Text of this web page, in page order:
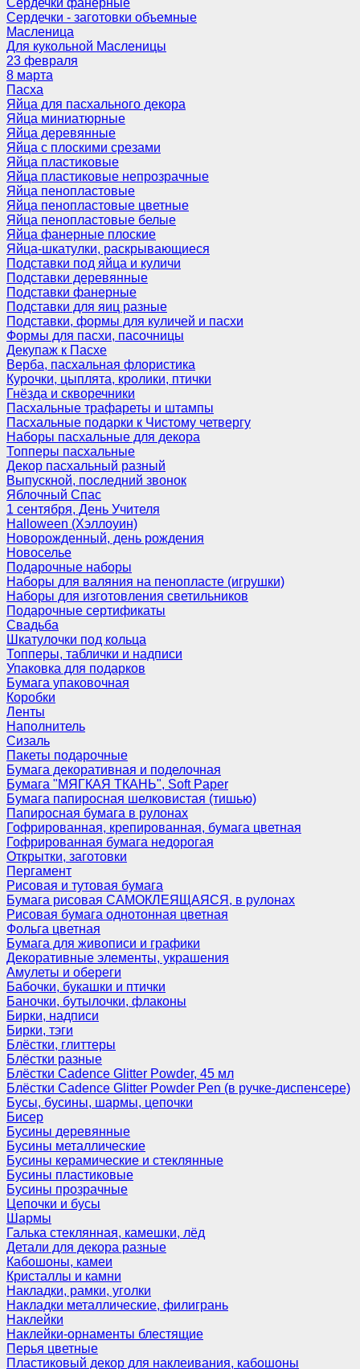
Сердечки фанерные
Сердечки - заготовки объемные
Масленица
Для кукольной Масленицы
23 февраля
8 марта
Пасха
Яйца для пасхального декора
Яйца миниатюрные
Яйца деревянные
Яйца с плоскими срезами
Яйца пластиковые
Яйца пластиковые непрозрачные
Яйца пенопластовые
Яйца пенопластовые цветные
Яйца пенопластовые белые
Яйца фанерные плоские
Яйца-шкатулки, раскрывающиеся
Подставки под яйца и куличи
Подставки деревянные
Подставки фанерные
Подставки для яиц разные
Подставки, формы для куличей и пасхи
Формы для пасхи, пасочницы
Декупаж к Пасхе
Верба, пасхальная флористика
Курочки, цыплята, кролики, птички
Гнёзда и скворечники
Пасхальные трафареты и штампы
Пасхальные подарки к Чистому четвергу
Наборы пасхальные для декора
Топперы пасхальные
Декор пасхальный разный
Выпускной, последний звонок
Яблочный Спас
1 сентября, День Учителя
Halloween (Хэллоуин)
Новорожденный, день рождения
Новоселье
Подарочные наборы
Наборы для валяния на пенопласте (игрушки)
Наборы для изготовления светильников
Подарочные сертификаты
Свадьба
Шкатулочки под кольца
Топперы, таблички и надписи
Упаковка для подарков
Бумага упаковочная
Коробки
Ленты
Наполнитель
Сизаль
Пакеты подарочные
Бумага декоративная и поделочная
Бумага "МЯГКАЯ ТКАНЬ", Soft Paper
Бумага папиросная шелковистая (тишью)
Папиросная бумага в рулонах
Гофрированная, крепированная, бумага цветная
Гофрированная бумага недорогая
Открытки, заготовки
Пергамент
Рисовая и тутовая бумага
Бумага рисовая САМОКЛЕЯЩАЯСЯ, в рулонах
Рисовая бумага однотонная цветная
Фольга цветная
Бумага для живописи и графики
Декоративные элементы, украшения
Амулеты и обереги
Бабочки, букашки и птички
Баночки, бутылочки, флаконы
Бирки, надписи
Бирки, тэги
Блёстки, глиттеры
Блёстки разные
Блёстки Cadence Glitter Powder, 45 мл
Блёстки Cadence Glitter Powder Pen (в ручке-диспенсере)
Бусы, бусины, шармы, цепочки
Бисер
Бусины деревянные
Бусины металлические
Бусины керамические и стеклянные
Бусины пластиковые
Бусины прозрачные
Цепочки и бусы
Шармы
Галька стеклянная, камешки, лёд
Детали для декора разные
Кабошоны, камеи
Кристаллы и камни
Накладки, рамки, уголки
Накладки металлические, филигрань
Наклейки
Наклейки-орнаменты блестящие
Перья цветные
Пластиковый декор для наклеивания, кабошоны